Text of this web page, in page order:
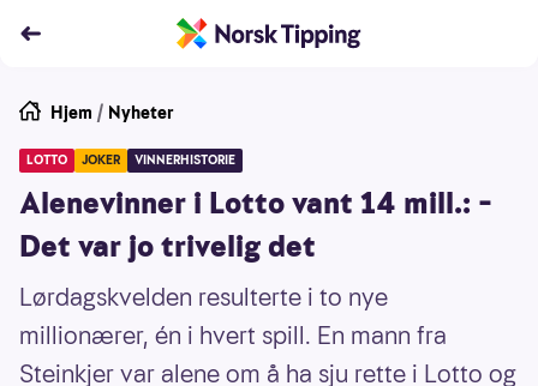
Hjem / Nyheter
LOTTO JOKER VINNERHISTORIE
Alenevinner i Lotto vant 14 mill.: –
Det var jo trivelig det
Lørdagskvelden resulterte i to nye
millionærer, én i hvert spill. En mann fra
Steinkjer var alene om å ha sju rette i Lotto og